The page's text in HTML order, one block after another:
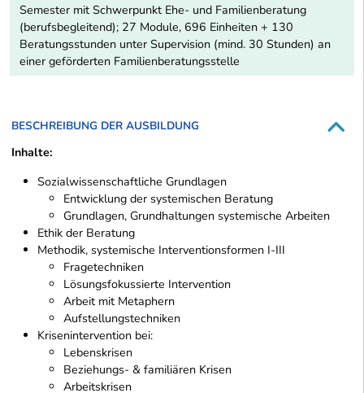
Semester mit Schwerpunkt Ehe- und Familienberatung
(berufsbegleitend); 27 Module, 696 Einheiten + 130
Beratungsstunden unter Supervision (mind. 30 Stunden) an
einer geförderten Familienberatungsstelle
BESCHREIBUNG DER AUSBILDUNG
Inhalte:
Sozialwissenschaftliche Grundlagen
Entwicklung der systemischen Beratung
Grundlagen, Grundhaltungen systemische Arbeiten
Ethik der Beratung
Methodik, systemische Interventionsformen I-III
Fragetechniken
Lösungsfokussierte Intervention
Arbeit mit Metaphern
Aufstellungstechniken
Krisenintervention bei:
Lebenskrisen
Beziehungs- & familiären Krisen
Arbeitskrisen